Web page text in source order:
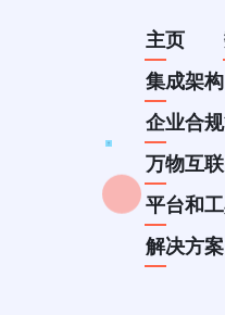
Main
主页
集成架
企业合
万物互
平台和
解决方案